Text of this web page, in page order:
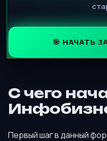
🎯 НАЧАТЬ
С чего
Первый шаг в данный